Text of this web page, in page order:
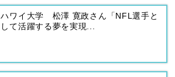
ハワイ大学 松澤 寛政さん「NFL選手と
して活躍する夢を実現...